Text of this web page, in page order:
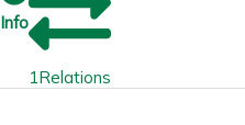
Info
1Relations